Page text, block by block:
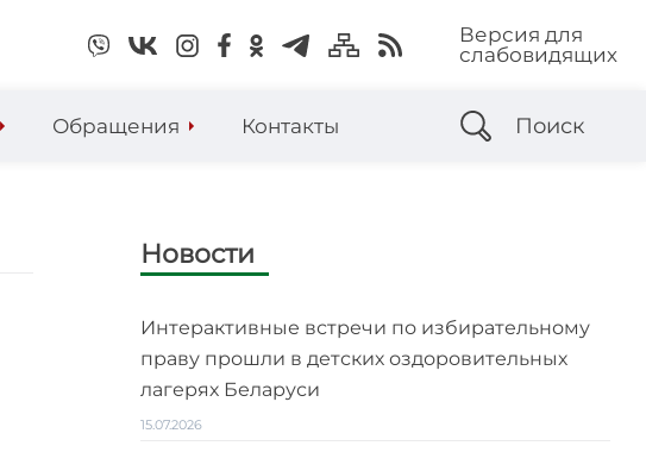
Версия для
слабовидящих
Обращения Контакты Поиск
Новости
Интерактивные встречи по избирательному
праву прошли в детских оздоровительных
лагерях Беларуси
15.07.2026